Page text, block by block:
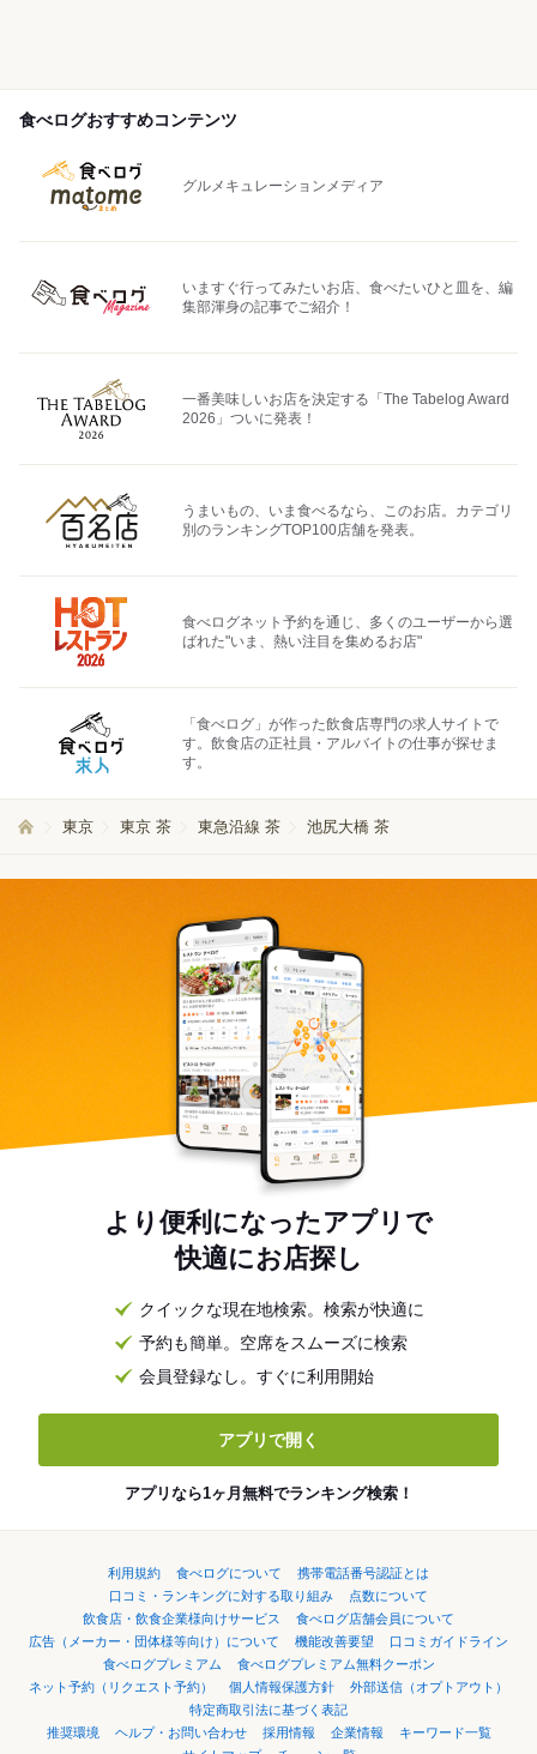
食べログおすすめコンテンツ
グルメキュレーションメディア
いますぐ行ってみたいお店、食べたいひと皿を、編
集部渾身の記事でご紹介！
一番美味しいお店を決定する「The Tabelog Award
2026」ついに発表！
うまいもの、いま食べるなら、このお店。カテゴリ
別のランキングTOP100店舗を発表。
食べログネット予約を通じ、多くのユーザーから選
ばれた"いま、熱い注目を集めるお店"
「食べログ」が作った飲食店専門の求人サイトで
す。飲食店の正社員・アルバイトの仕事が探せま
す。
東京 東京 茶 東急沿線 茶 池尻大橋 茶
より便利になったアプリで
快適にお店探し
クイックな現在地検索。検索が快適に
予約も簡単。空席をスムーズに検索
会員登録なし。すぐに利用開始
アプリで開く
アプリなら1ヶ月無料でランキング検索！
利用規約 食べログについて
携帯電話番号認証とは
口コミ・ランキングに対する取り組み
点数について
飲食店・飲食企業様向けサービス
食べログ店舗会員について
広告（メーカー・団体様等向け）について
機能改善要望
口コミガイドライン
食べログプレミアム
食べログプレミアム無料クーポン
ネット予約（リクエスト予約）
個人情報保護方針
外部送信（オプトアウト）
特定商取引法に基づく表記
推奨環境
ヘルプ・お問い合わせ 採用情報 企業情報
キーワード一覧